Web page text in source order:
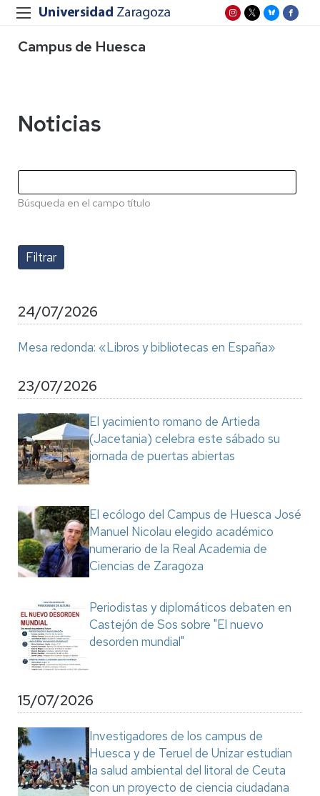
Campus de Huesca
Noticias
Búsqueda en el campo título
24/07/2026
Mesa redonda: «Libros y bibliotecas en España»
23/07/2026
El yacimiento romano de Artieda
(Jacetania) celebra este sábado su
jornada de puertas abiertas
El ecólogo del Campus de Huesca José
Manuel Nicolau elegido académico
numerario de la Real Academia de
Ciencias de Zaragoza
Periodistas y diplomáticos debaten en
Castejón de Sos sobre "El nuevo
desorden mundial"
15/07/2026
Investigadores de los campus de
Huesca y de Teruel de Unizar estudian
la salud ambiental del litoral de Ceuta
con un proyecto de ciencia ciudadana